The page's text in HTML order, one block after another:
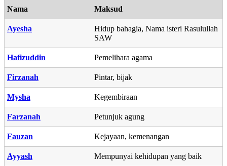
Nama Maksud
Ayesha
Hidup bahagia, Nama isteri Rasulullah
SAW
Hafizuddin Pemelihara agama
Firzanah Pintar, bijak
Mysha Kegembiraan
Farzanah Petunjuk agung
Fauzan Kejayaan, kemenangan
Ayyash Mempunyai kehidupan yang baik